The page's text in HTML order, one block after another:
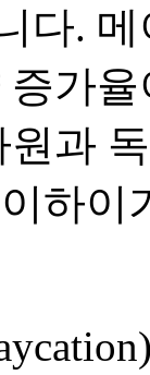
다.
가
과
하이